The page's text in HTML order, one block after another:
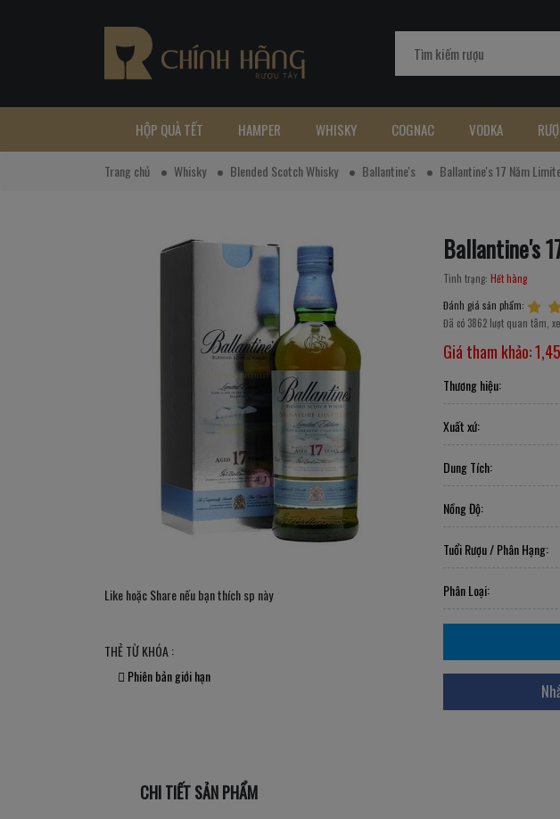
HỘP QUÀ TẾT HAMPER WHISKY COGNAC VODKA
Trang chủ Whisky Blended Scotch Whisky Ballantine's Ballantine's 17 Năm
Like hoặc Share nếu bạn thích sp này
THẺ TỪ KHÓA :
Phiên bản giới hạn
Ballantine's
Tình trạng: Hết hàng
Đánh giá sản phẩm:
Đã có 3862 lượt quan tâm,
Giá tham khảo:
Thương hiệu:
Xuất xứ:
Dung Tích:
Nồng Độ:
Tuổi Rượu / Phân Hạng:
Phân Loại:
CHI TIẾT SẢN PHẨM